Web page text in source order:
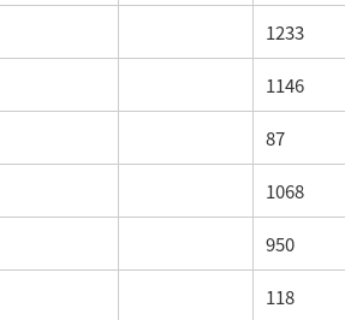
1233
1146
87
1068
950
118